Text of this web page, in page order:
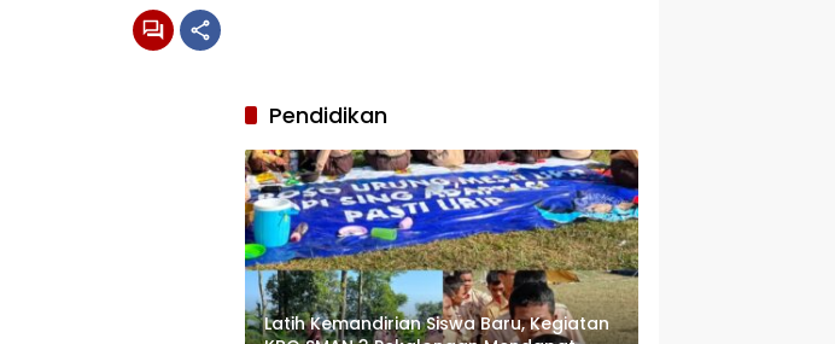
Pendidikan
Latih Kemandirian Siswa Baru, Kegiatan